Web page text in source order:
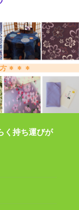
く持ち運びが